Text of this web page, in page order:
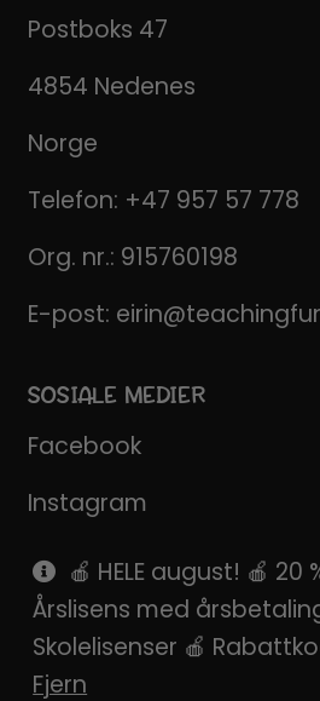
Postboks 47
4854 Nedenes
Norge
Telefon: +47 957 57 778
Org. nr.: 915760198
E-post:
SOSIALE MEDIER
Facebook
Instagram
Pinterest
SnapChat
🍎 HELE august! 🍎
Årslisens med
Skolelisenser 🍎
Fjern